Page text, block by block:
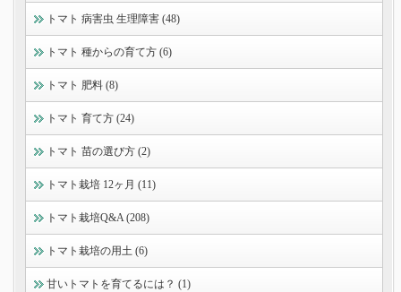
トマト 病害虫 生理障害 (48)
トマト 種からの育て方 (6)
トマト 肥料 (8)
トマト 育て方 (24)
トマト 苗の選び方 (2)
トマト栽培 12ヶ月 (11)
トマト栽培Q&A (208)
トマト栽培の用土 (6)
甘いトマトを育てるには？ (1)